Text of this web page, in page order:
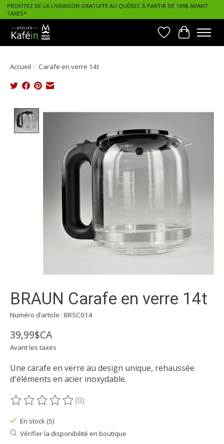
PROFITEZ DE LA LIVRAISON GRATUITE AU QUÉBEC À PARTIR DE 149$ AVANT
TAXES*
Liste dePanier
Accueil / Carafe en verre 14t
Product image slideshow Items
BRAUN Carafe en verre 14t
Numéro d’article : BRSC014
39,99$CA
Avant les taxes
Une carafe en verre au design unique, rehaussée
d'éléments en acier inoxydable.
Ce produit est évalué à
(0)
En stock (5)
Vérifier la disponibilité en boutique